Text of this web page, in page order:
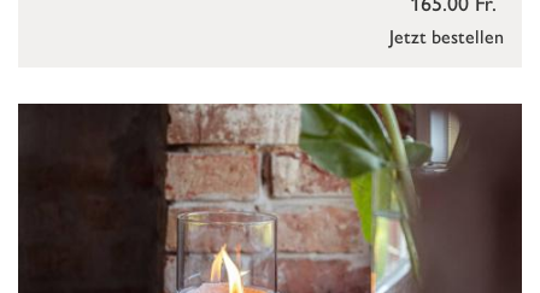
Jetzt bestellen